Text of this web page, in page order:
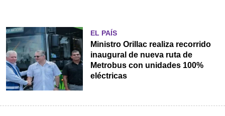
EL PAÍS
Ministro Orillac realiza recorrido
inaugural de nueva ruta de
Metrobus con unidades 100%
eléctricas